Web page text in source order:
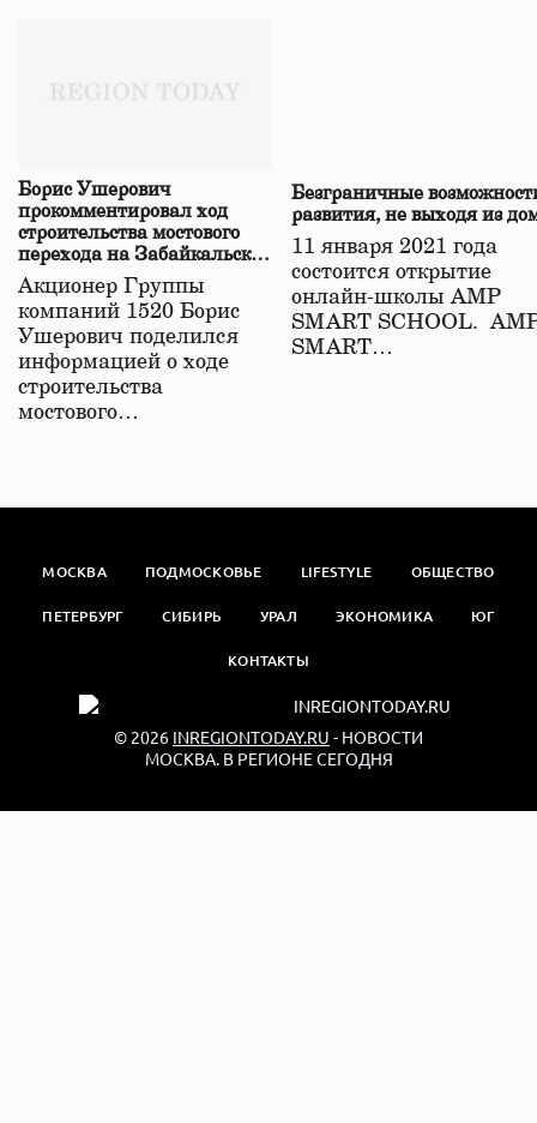
Борис Ушерович
прокомментировал ход
строительства мостового
перехода на Забайкальской
железной дороге
Акционер Группы
компаний 1520 Борис
Ушерович поделился
информацией о ходе
строительства
мостового…
Безграничные
развития, не выходя из
11 января 2021 года
состоится открытие
онлайн-школы АМР
SMART SCHOOL.
SMART…
МОСКВА ПОДМОСКОВЬЕ LIFESTYLE ОБЩЕСТВО
ПЕТЕРБУРГ СИБИРЬ УРАЛ ЭКОНОМИКА ЮГ
КОНТАКТЫ
© 2026 INREGIONTODAY.RU - НОВОСТИ
МОСКВА. В РЕГИОНЕ СЕГОДНЯ